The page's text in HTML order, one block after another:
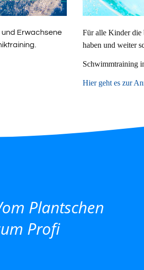
und Erwachsene
Für alle Kinder die
haben und weiter
Schwimmtraining
Hier geht es zur
Plantschen
Profi